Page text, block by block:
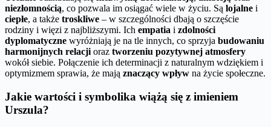
niezłomnością, co pozwala im osiągać wiele w życiu. Są lojalne i
ciepłe, a także troskliwe – w szczególności dbają o szczęście
rodziny i więzi z najbliższymi. Ich empatia i zdolności
dyplomatyczne wyróżniają je na tle innych, co sprzyja budowaniu
harmonijnych relacjioraz tworzeniu pozytywnej atmosfery
wokół siebie. Połączenie ich determinacji z naturalnym wdziękiem i
optymizmem sprawia, że mają znaczący wpływ na życie społeczne.
Jakie wartości i symbolika wiążą się z imieniem
Urszula?